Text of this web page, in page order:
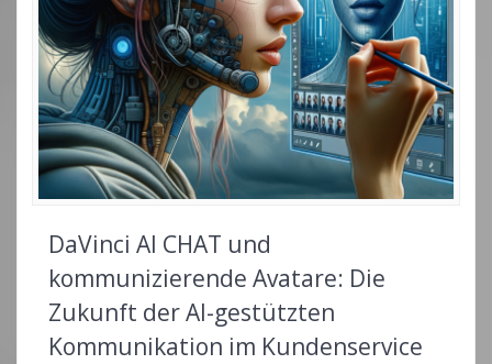
DaVinci AI CHAT und
kommunizierende Avatare: Die
Zukunft der AI-gestützten
Kommunikation im Kundenservice